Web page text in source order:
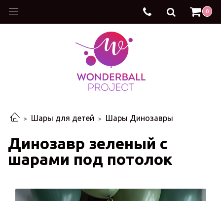
0
Шары для детей Шары Динозавры
Динозавр зеленый с
шарами под потолок